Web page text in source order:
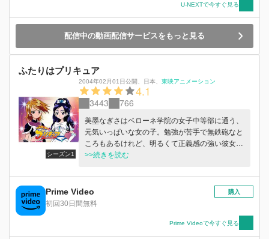
U-NEXTで今すぐ見る
配信中の動画配信サービスをもっと見る
ふたりはプリキュア
シーズン1
2004年02月01日公開 日本 東映アニメーション
4.1
3443 766
美墨なぎさはベローネ学院の女子中等部に通う、
元気いっぱいな女の子。勉強が苦手で無鉄砲なと
ころもあるけれど、明るくて正義感の強い彼女
は、いつも友達に囲まれている人気者だ。
>>続きを読む
Prime Video
初回30日間無料
購入
Prime Videoで今すぐ見る